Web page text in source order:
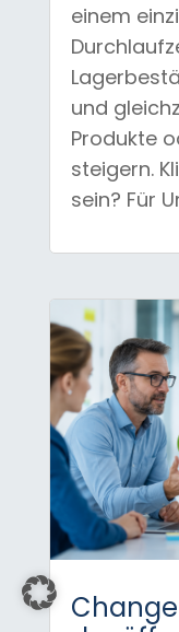
einem
und
Produkte
steigern.
sein? Für